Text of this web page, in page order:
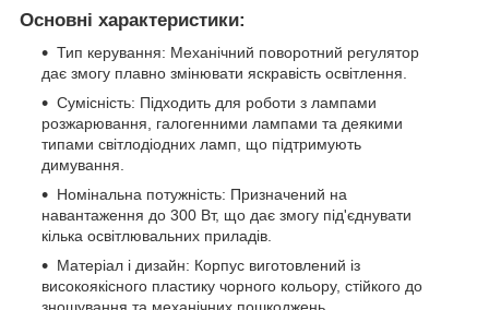
Основні характеристики:
Тип керування: Механічний поворотний регулятор
дає змогу плавно змінювати яскравість освітлення.
Сумісність: Підходить для роботи з лампами
розжарювання, галогенними лампами та деякими
типами світлодіодних ламп, що підтримують
димування.
Номінальна потужність: Призначений на
навантаження до 300 Вт, що дає змогу під'єднувати
кілька освітлювальних приладів.
Матеріал і дизайн: Корпус виготовлений із
високоякісного пластику чорного кольору, стійкого до